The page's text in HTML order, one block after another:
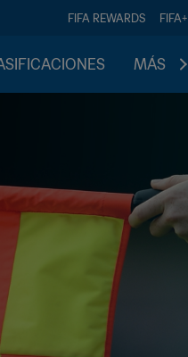
FIFA REWARDS FIFA+
MÁS